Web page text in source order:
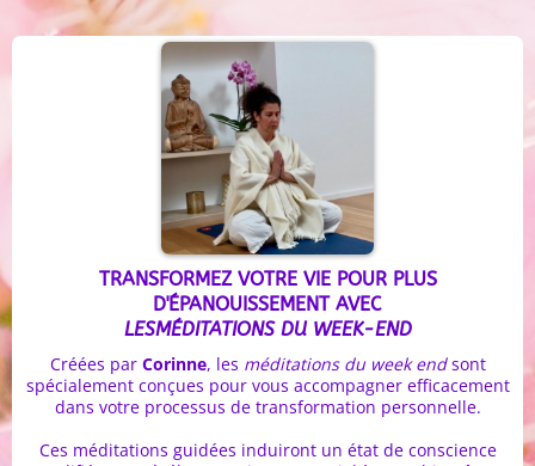
TRANSFORMEZ VOTRE VIE POUR PLUS
D'ÉPANOUISSEMENT AVEC
LESMÉDITATIONS DU WEEK-END
Créées par Corinne, les méditations du week endsont
spécialement conçues pour vous accompagner efficacement
dans votre processus de transformation personnelle.
Ces méditations guidées induiront un état de conscience